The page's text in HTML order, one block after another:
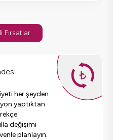
Fırsatlar
her şeyden
yaptıktan
değişimi
planlayın.